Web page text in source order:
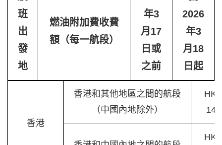
班
出
發
地
燃油附加費收費
額（每一航段）
年3
月17
日或
之前
2026
年3
月18
日起
香港
香港和其他地區之間的航段
（中國內地除外）
140